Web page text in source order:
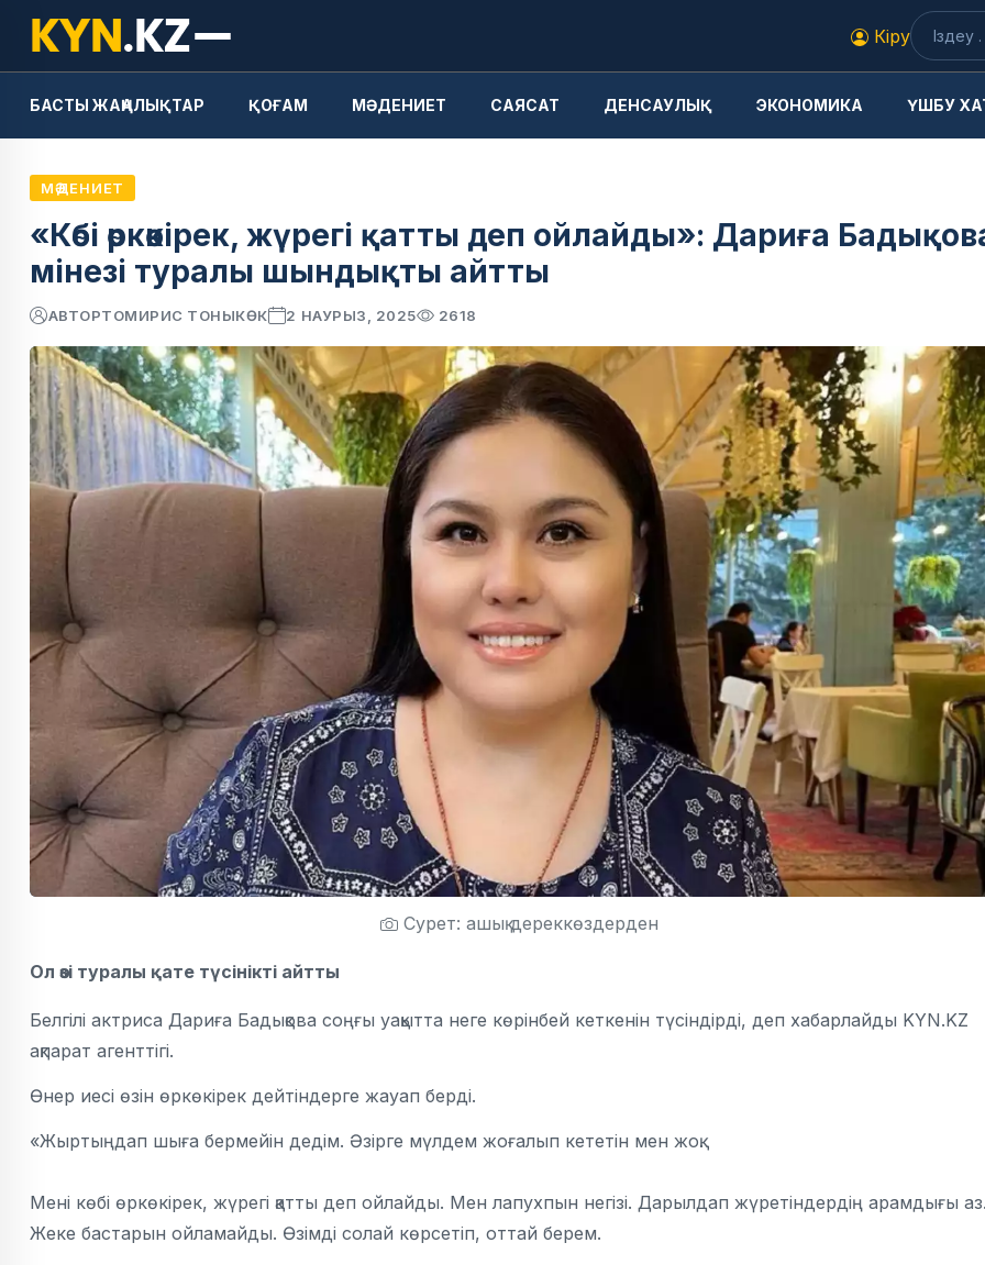
Кіру
БАСТЫ ЖАҢАЛЫҚТАР ҚОҒАМ МӘДЕНИЕТ САЯСАТ ДЕНСАУЛЫҚ ЭКОНОМИКА ҮШБУ
МӘДЕНИЕТ
«Көбі өркөкірек, жүрегі қатты деп ойлайды»: Дариға
мінезі туралы шындықты айтты
АВТОРТОМИРИС ТОНЫКӨК 2 НАУРЫЗ, 2025 2618
Сурет: ашық дереккөздерден
Ол өзі туралы қате түсінікті айтты
Белгілі актриса Дариға Бадықова соңғы уақытта неге көрінбей кеткенін түсіндірді, деп хабарлайды KYN.KZ
ақпарат агенттігі.
Өнер иесі өзін өркөкірек дейтіндерге жауап берді.
«Жыртыңдап шыға бермейін дедім. Әзірге мүлдем жоғалып кететін мен жоқ.
Мені көбі өркөкірек, жүрегі қатты деп ойлайды. Мен лапухпын негізі. Дарылдап жүретіндердің арамдығы
Жеке бастарын ойламайды. Өзімді солай көрсетіп, оттай берем.